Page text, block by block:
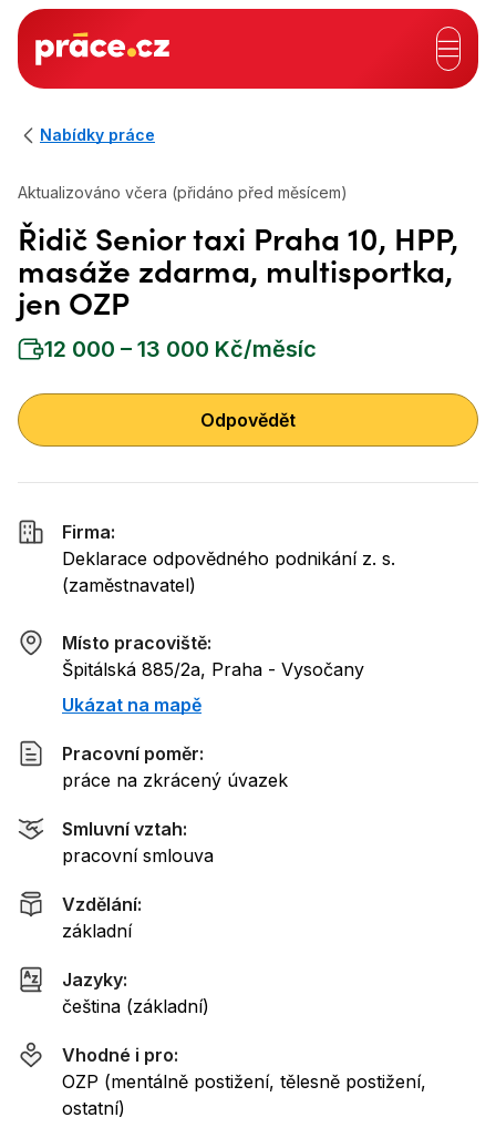
Hlavní záhlaví
Nabídky práce
Aktualizováno včera (přidáno před měsícem)
Řidič Senior taxi Praha 10, HPP,
masáže zdarma, multisportka,
jen OZP
12 000 – 13 000 Kč/měsíc
Odpovědět
Firma:
Deklarace odpovědného podnikání z. s.
(zaměstnavatel)
Místo pracoviště:
Špitálská 885/2a, Praha - Vysočany
Ukázat na mapě
Pracovní poměr:
práce na zkrácený úvazek
Smluvní vztah:
pracovní smlouva
Vzdělání:
základní
Jazyky:
čeština (základní)
Vhodné i pro:
OZP (mentálně postižení, tělesně postižení,
ostatní)